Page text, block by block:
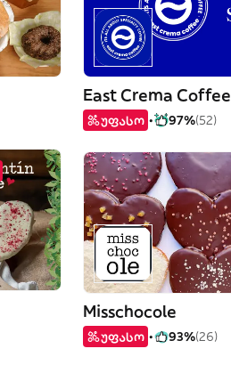
East Crema Coffee
უფასო 97%(52)
Misschocole
უფასო 93%(26)